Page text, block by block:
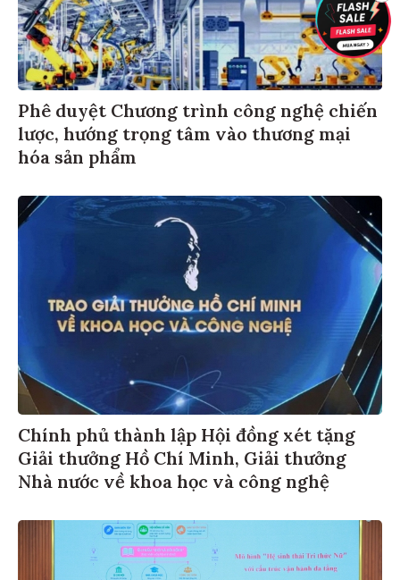
Phê duyệt Chương trình công nghệ chiến
lược, hướng trọng tâm vào thương mại
hóa sản phẩm
Chính phủ thành lập Hội đồng xét tặng
Giải thưởng Hồ Chí Minh, Giải thưởng
Nhà nước về khoa học và công nghệ